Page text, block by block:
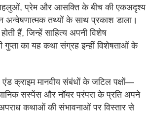
पहलुओं, प्रेम और आसक्ति के बीच की एकअदृश्य
अन्वेषणात्मक तथ्यों के साथ प्रकाश डाला।
हैं, जिन्हें साहित्य अपनी विशेष
का यह कथा संग्रह इन्हीं विशेषताओं के
क्राइम मानवीय संबंधों के जटिल पक्षों—
सस्पेंस और नॉयर परंपरा के प्रति अपने
कथाओं की संभावनाओं पर विस्तार से